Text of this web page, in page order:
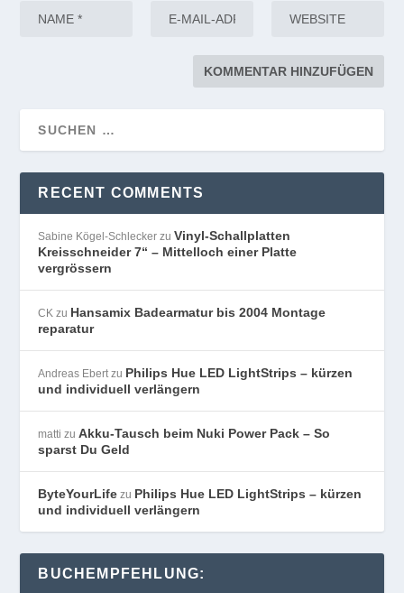
RECENT COMMENTS
Sabine Kögel-Schlecker zuVinyl-Schallplatten
Kreisschneider 7“ – Mittelloch einer Platte
vergrössern
CK zu Hansamix Badearmatur bis 2004 Montage
reparatur
Andreas Ebertzu Philips Hue LED LightStrips – kürzen
und individuell verlängern
matti zuAkku-Tausch beim Nuki Power Pack – So
sparst Du Geld
ByteYourLife zu Philips Hue LED LightStrips – kürzen
und individuell verlängern
BUCHEMPFEHLUNG: